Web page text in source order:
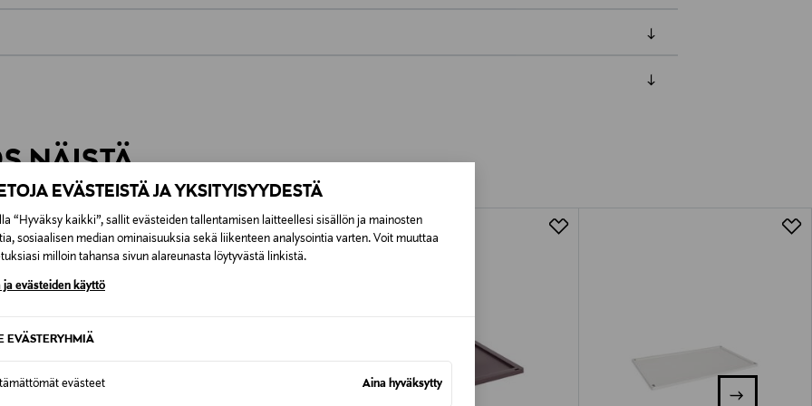
EVÄSTEISTÄ JA YKSITYISYYDESTÄ
“Hyväksy kaikki”, sallit evästeiden tallentamisen laitteellesi sisällön ja mainosten
sosiaalisen median ominaisuuksia sekä liikenteen analysointia varten. Voit muuttaa
milloin tahansa sivun alareunasta löytyvästä linkistä.
ja evästeiden käyttö
EVÄSTERYHMIÄ
evästeet Aina hyväksytty
7,90 €–50,00 € kuljetusyhtiöstä ja tuotteen koosta riippuen
Alk. 6,90 €, kun toimitus on saatavilla valittuun osoitteeseen.
NÄISTÄ